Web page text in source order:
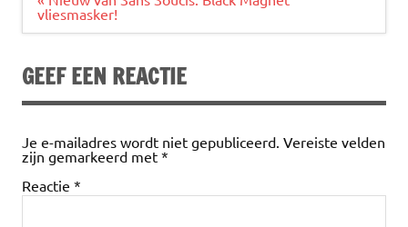
navigatie
vliesmasker!
GEEF EEN REACTIE
Je e-mailadres wordt niet gepubliceerd. Vereiste velden
zijn gemarkeerd met *
Reactie *